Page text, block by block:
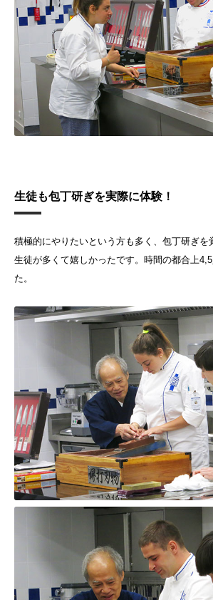
生徒も包丁研ぎを実際に体験！
積極的にやりたいという方も多く、包丁研ぎを
生徒が多くて嬉しかったです。時間の都合上
た。